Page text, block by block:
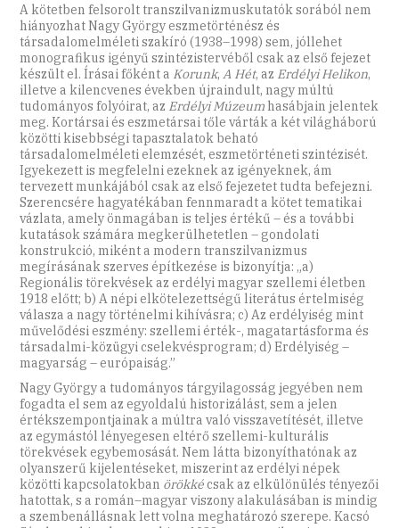
A kötetben felsorolt transzilvanizmuskutatók sorából nem
hiányozhat Nagy György eszmetörténész és
társadalomelméleti szakíró (1938–1998) sem, jóllehet
monografikus igényű szintézistervéből csak az első fejezet
készült el. Írásai főként a Korunk,A Hét, az Erdélyi Helikon,
illetve a kilencvenes években újraindult, nagy múltú
tudományos folyóirat, az Erdélyi Múzeumhasábjain jelentek
meg. Kortársai és eszmetársai tőle várták a két világháború
közötti kisebbségi tapasztalatok beható
társadalomelméleti elemzését, eszmetörténeti szintézisét.
Igyekezett is megfelelni ezeknek az igényeknek, ám
tervezett munkájából csak az első fejezetet tudta befejezni.
Szerencsére hagyatékában fennmaradt a kötet tematikai
vázlata, amely önmagában is teljes értékű – és a további
kutatások számára megkerülhetetlen – gondolati
konstrukció, miként a modern transzilvanizmus
megírásának szerves építkezése is bizonyítja: „a)
Regionális törekvések az erdélyi magyar szellemi életben
1918 előtt; b) A népi elkötelezettségű literátus értelmiség
válasza a nagy történelmi kihívásra; c) Az erdélyiség mint
művelődési eszmény: szellemi érték-, magatartásforma és
társadalmi-közügyi cselekvésprogram; d) Erdélyiség –
magyarság – európaiság.”
Nagy György a tudományos tárgyilagosság jegyében nem
fogadta el sem az egyoldalú historizálást, sem a jelen
értékszempontjainak a múltra való visszavetítését, illetve
az egymástól lényegesen eltérő szellemi-kulturális
törekvések egybemosását. Nem látta bizonyíthatónak az
olyanszerű kijelentéseket, miszerint az erdélyi népek
közötti kapcsolatokban örökkécsak az elkülönülés tényezői
hatottak, s a román–magyar viszony alakulásában is mindig
a szembenállásnak lett volna meghatározó szerepe. Kacsó